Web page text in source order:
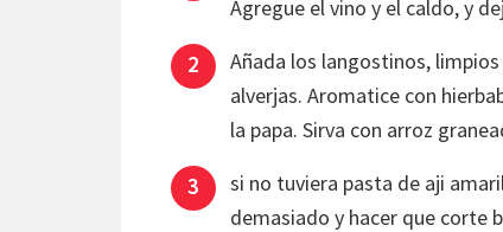
Agregue el vino y el caldo, y
Añada los langostinos,
alverjas. Aromatice con
la papa. Sirva con arroz
si no tuviera pasta de aji
demasiado y hacer que corte